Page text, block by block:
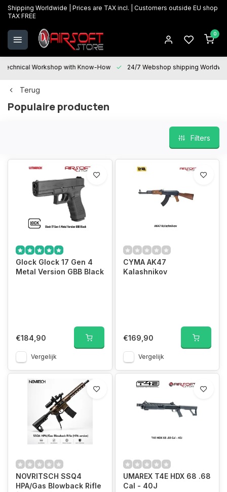
Shipping Worldwide | Prices are TAX incl. | Customers outside EU shop
TAX FREE
0
Technical Workshop with Know-How 24/7 Webshop shipping
Terug
Populaire producten
Filters
Glock Glock 17 Gen 4
Metal Version GBB Black
€184,90
Vergelijk
CYMA AK47
Kalashnikov
€169,90
Vergelijk
NOVRITSCH SSQ4
HPA/Gas Blowback Rifle
UMAREX T4E HDX 68 .68
Cal - 40J